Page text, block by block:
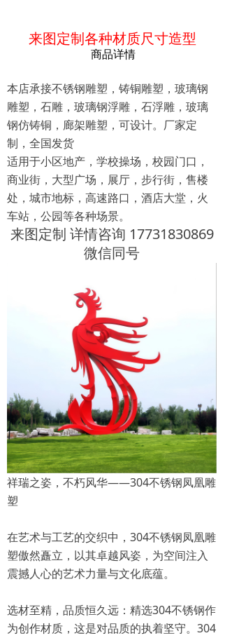
商品详情
本店承接不锈钢雕塑，铸铜雕塑，玻璃钢
雕塑，石雕，玻璃钢浮雕，石浮雕，玻璃
钢仿铸铜，廊架雕塑，可设计。厂家定
制，全国发货
适用于小区地产，学校操场，校园门口，
商业街，大型广场，展厅，步行街，售楼
处，城市地标，高速路口，酒店大堂，火
车站，公园等各种场景。
来图定制 详情咨询 17731830869
微信同号
祥瑞之姿，不朽风华——304不锈钢凤凰雕
塑
在艺术与工艺的交织中，304不锈钢凤凰雕
塑傲然矗立，以其卓越风姿，为空间注入
震撼人心的艺术力量与文化底蕴。
选材至精，品质恒久远：精选304不锈钢作
为创作材质，这是对品质的执着坚守。304
来图定制各种材质尺寸造型